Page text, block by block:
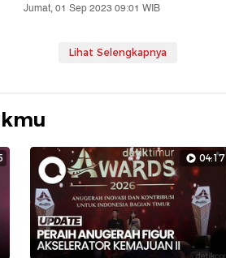
Jumat, 01 Sep 2023 09:01 WIB
Lihat Selengkapnya
04:17